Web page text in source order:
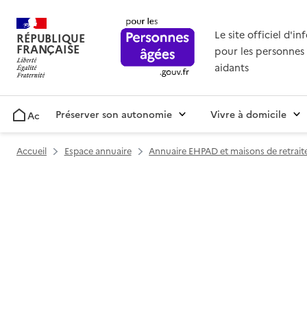
RÉPUBLIQUE
FRANÇAISE
Le site officiel
pour les personnes
aidants
AccueilPréserver son autonomie Vivre à domicile
Accueil Espace annuaire Annuaire EHPAD et maisons de